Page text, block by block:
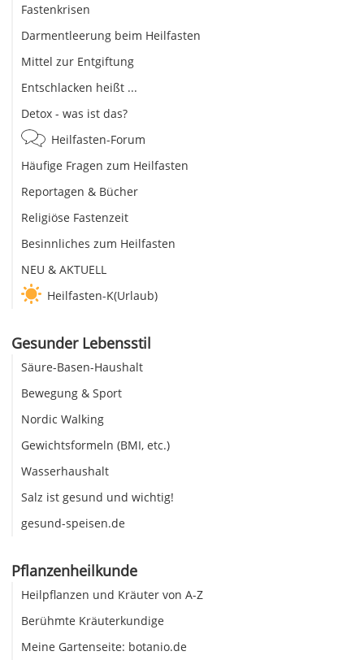
Fastenkrisen
Darmentleerung beim Heilfasten
Mittel zur Entgiftung
Entschlacken heißt ...
Detox - was ist das?
Heilfasten-Forum
Häufige Fragen zum Heilfasten
Reportagen & Bücher
Religiöse Fastenzeit
Besinnliches zum Heilfasten
NEU & AKTUELL
Heilfasten-K(Urlaub)
Gesunder Lebensstil
Säure-Basen-Haushalt
Bewegung & Sport
Nordic Walking
Gewichtsformeln (BMI, etc.)
Wasserhaushalt
Salz ist gesund und wichtig!
gesund-speisen.de
Pflanzenheilkunde
Heilpflanzen und Kräuter von A-Z
Berühmte Kräuterkundige
Meine Gartenseite: botanio.de